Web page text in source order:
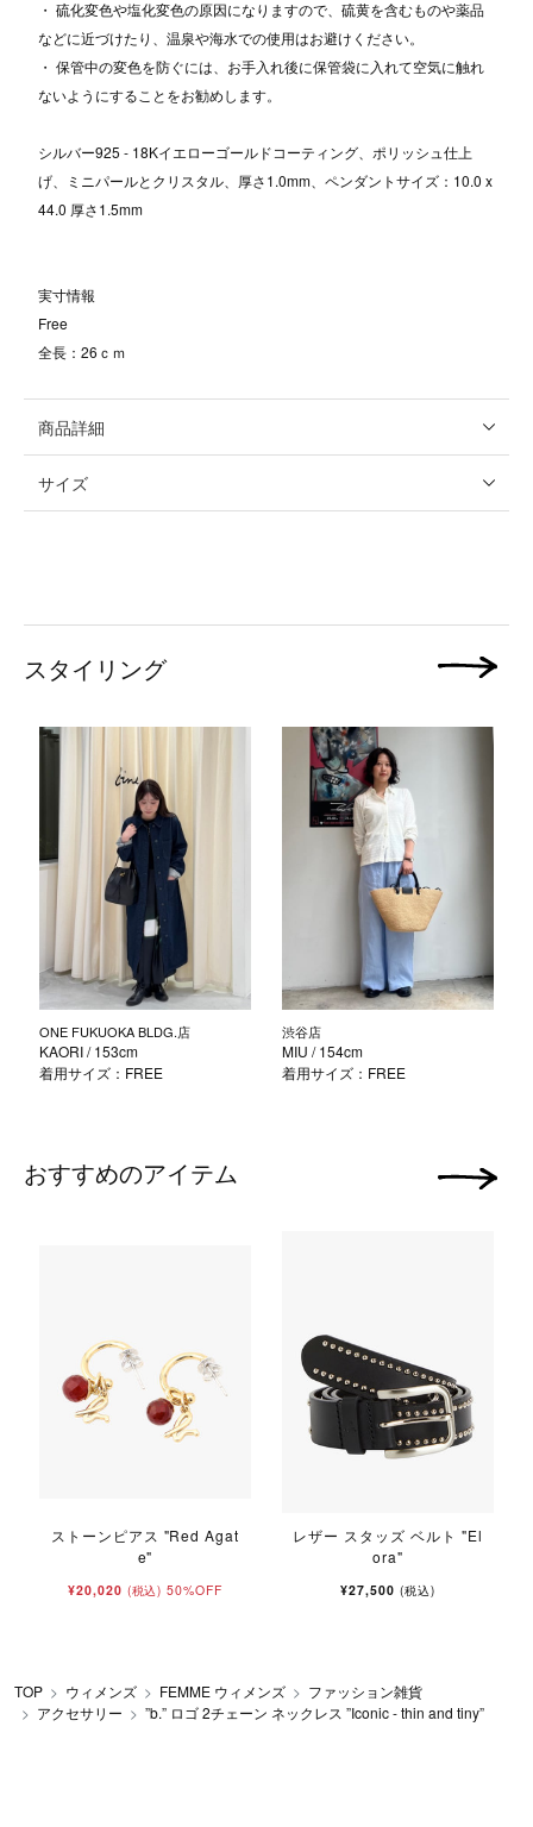
・ 硫化変色や塩化変色の原因になりますので、硫黄を含むものや薬品
などに近づけたり、温泉や海水での使用はお避けください。
・ 保管中の変色を防ぐには、お手入れ後に保管袋に入れて空気に触れ
ないようにすることをお勧めします。
シルバー925 - 18Kイエローゴールドコーティング、ポリッシュ仕上
げ、ミニパールとクリスタル、厚さ1.0mm、ペンダントサイズ：10.0 x
44.0 厚さ1.5mm
実寸情報
Free
全長：26ｃｍ
商品詳細
サイズ
スタイリング
ONE FUKUOKA BLDG.店
KAORI/ 153cm
着用サイズ：FREE
渋谷店
MIU / 154cm
着用サイズ：FREE
次の画像
おすすめのアイテム
ストーンピアス "Red Agat
e"
¥20,020 (税込) 50%OFF
レザー スタッズ ベルト "El
ora"
¥27,500 (税込)
次の画像
TOP ウィメンズ FEMME ウィメンズ
ファッション雑貨
アクセサリー
”b.” ロゴ 2チェーン ネックレス ”Iconic - thin and tiny”